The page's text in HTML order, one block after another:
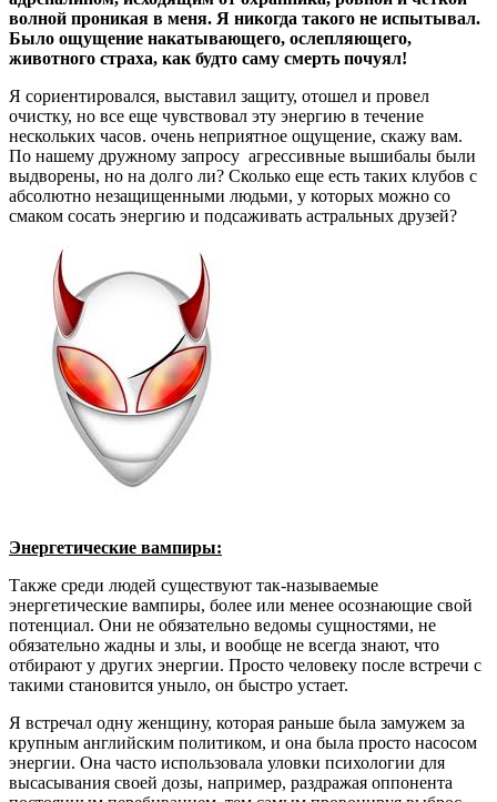
волной проникая в меня. Я никогда такого не испытывал.
Было ощущение накатывающего, ослепляющего,
животного страха, как будто саму смерть почуял!
Я сориентировался, выставил защиту, отошел и провел
очистку, но все еще чувствовал эту энергию в течение
нескольких часов. очень неприятное ощущение, скажу вам.
По нашему дружному запросу агрессивные вышибалы были
выдворены, но на долго ли? Сколько еще есть таких клубов с
абсолютно незащищенными людьми, у которых можно со
смаком сосать энергию и подсаживать астральных друзей?
Энергетические вампиры:
Также среди людей существуют так-называемые
энергетические вампиры, более или менее осознающие свой
потенциал. Они не обязательно ведомы сущностями, не
обязательно жадны и злы, и вообще не всегда знают, что
отбирают у других энергии. Просто человеку после встречи с
такими становится уныло, он быстро устает.
Я встречал одну женщину, которая раньше была замужем за
крупным английским политиком, и она была просто насосом
энергии. Она часто использовала уловки психологии для
высасывания своей дозы, например, раздражая оппонента